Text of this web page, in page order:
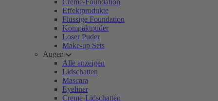
Creme-Foundation
Effektprodukte
Flüssige Foundation
Kompaktpuder
Loser Puder
Make-up Sets
Augen
Alle anzeigen
Lidschatten
Mascara
Eyeliner
Creme-Lidschatten